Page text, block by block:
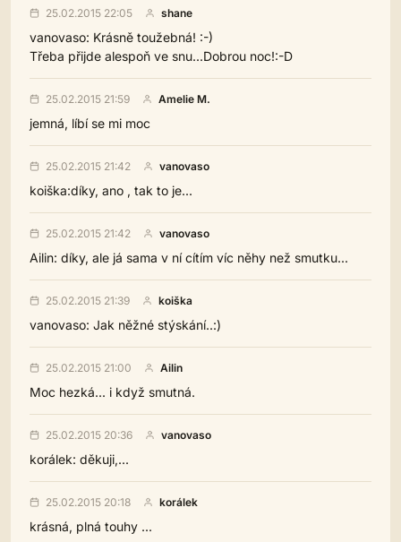
25.02.2015 22:05 shane
vanovaso: Krásně toužebná! :-)
Třeba přijde alespoň ve snu...Dobrou noc!:-D
25.02.2015 21:59 Amelie M.
jemná, líbí se mi moc
25.02.2015 21:42 vanovaso
koiška:díky, ano , tak to je...
25.02.2015 21:42 vanovaso
Ailin: díky, ale já sama v ní cítím víc něhy než smutku...
25.02.2015 21:39 koiška
vanovaso: Jak něžné stýskání..:)
25.02.2015 21:00 Ailin
Moc hezká... i když smutná.
25.02.2015 20:36 vanovaso
korálek: děkuji,...
25.02.2015 20:18 korálek
krásná, plná touhy ...